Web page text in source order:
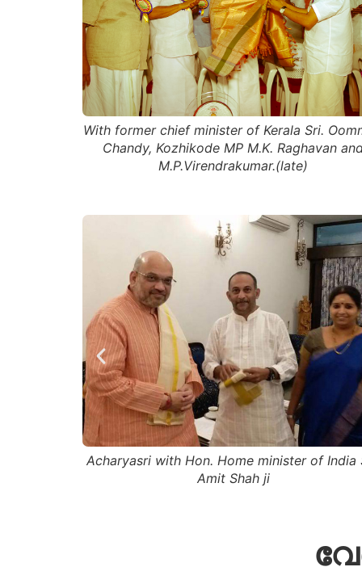
Inauguration by the then Hon. Chief
Kerala Sri. Oommen Chandy (26-05-2012)
Acharyasri with Former deputy Prime
Sri. L.K. Advani ji